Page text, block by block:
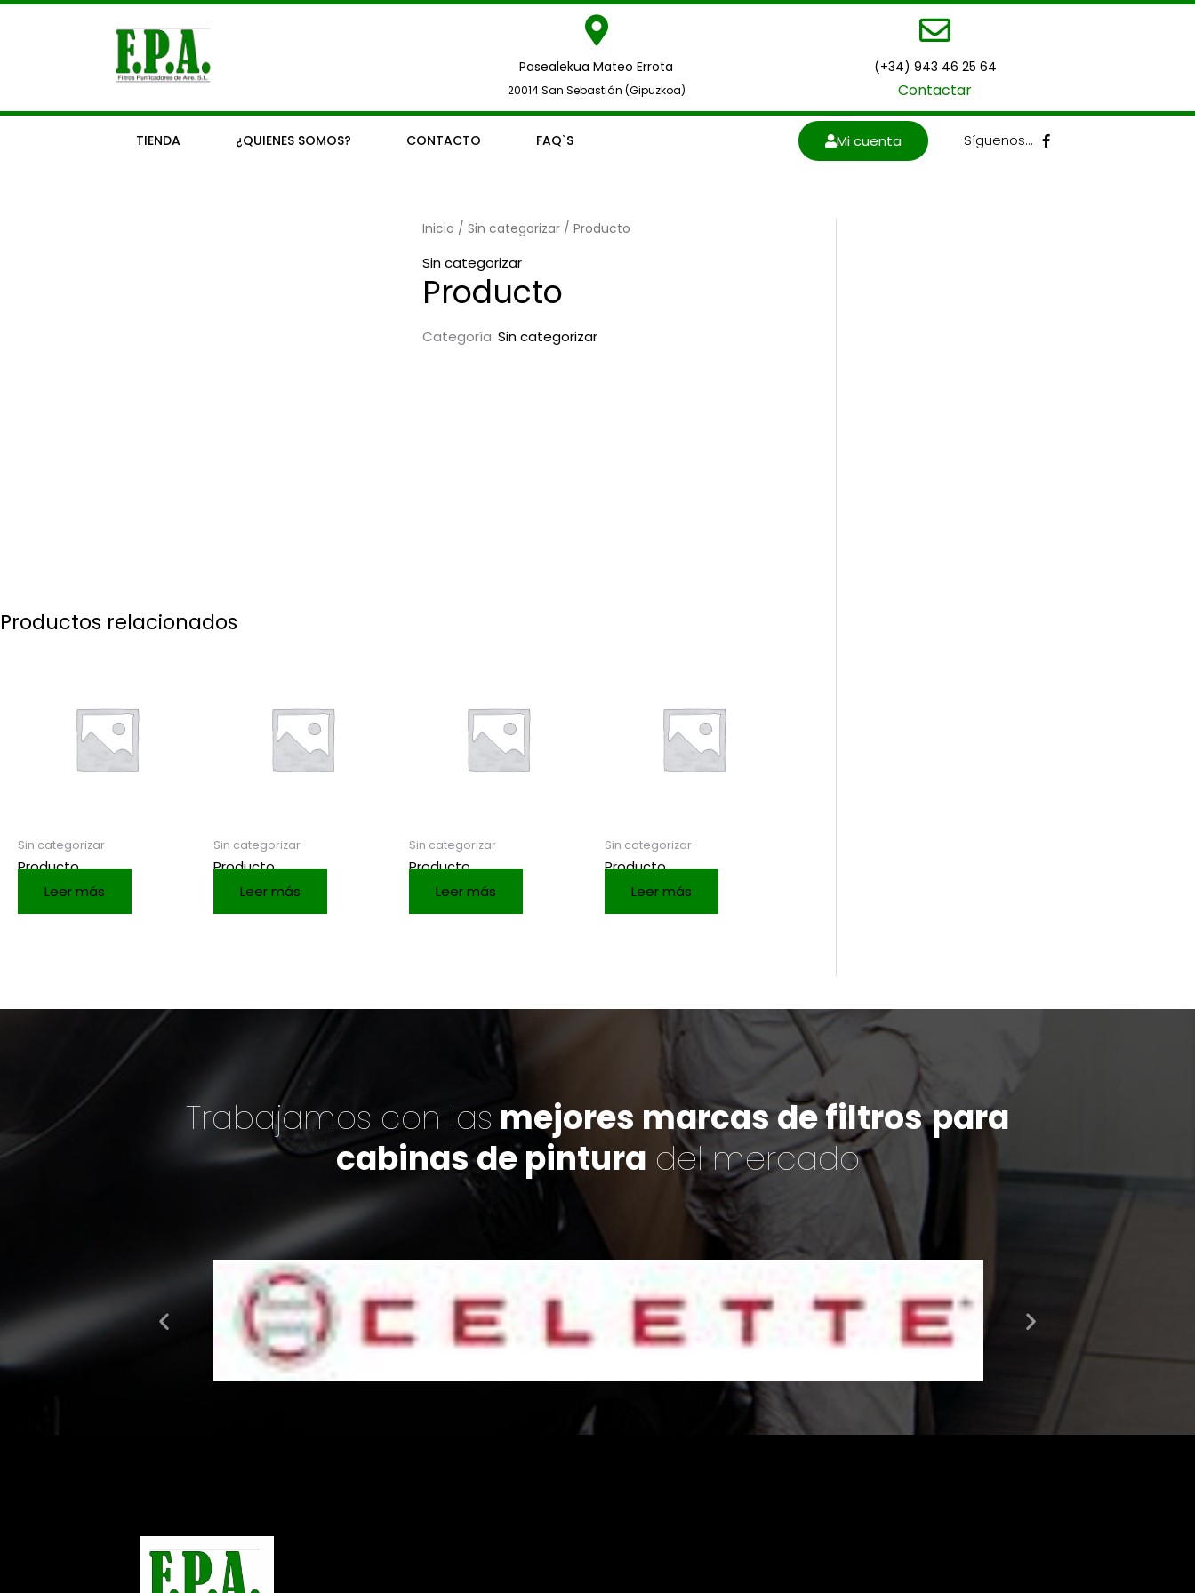
Ir
Pasealekua Mateo Errota
20014 San Sebastián (Gipuzkoa)
(+34) 943 46 25 64
Contactar
TIENDA ¿QUIENES SOMOS? CONTACTO FAQ`S Mi cuenta Síguenos… F
a
Inicio /Sin categorizar / Producto
Sin categorizar
Producto
Categoría:Sin categorizar
Productos relacionados
Sin categorizar
Producto
Leer más
Sin categorizar
Producto
Leer más
Sin categorizar
Producto
Leer más
Sin categorizar
Producto
Leer más
Trabajamos con las mejores marcas de filtrospara
cabinas de pintura del mercado